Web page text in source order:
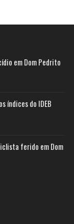
em Dom Pedrito
índices do IDEB
ferido em Dom